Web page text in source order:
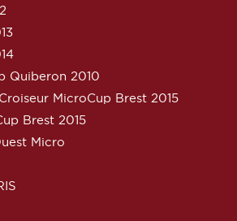
Quiberon 2010
MicroCup Brest 2015
Brest 2015
Micro